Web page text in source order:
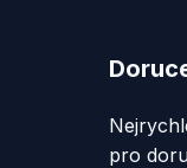
pro